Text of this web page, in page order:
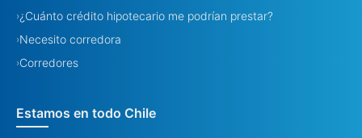
›¿Cuánto crédito hipotecario me podrían prestar?
›Necesito corredora
›Corredores
Estamos en todo Chile